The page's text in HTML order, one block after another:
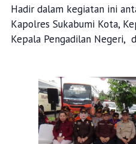
Hadir dalam kegiatan ini
Kapolres Sukabumi Kota,
Kepala Pengadilan Negeri,